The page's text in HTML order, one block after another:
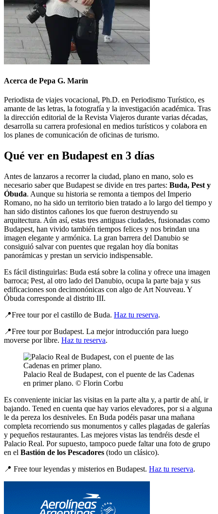
Acerca de Pepa G. Marín
Periodista de viajes vocacional, Ph.D. en Periodismo Turístico, es
amante de las letras, la fotografía y la investigación académica. Tras
la dirección editorial de la Revista Viajeros durante varias décadas,
desarrolla su carrera profesional en medios turísticos y colabora en
los planes de comunicación de oficinas de turismo.
Qué ver en Budapest en 3 días
Antes de lanzaros a recorrer la ciudad, plano en mano, solo es
necesario saber que Budapest se divide en tres partes: Buda, Pest y
Óbuda. Aunque su historia se remonta a tiempos del Imperio
Romano, no ha sido un territorio bien tratado a lo largo del tiempo y
han sido distintos cañones los que fueron destruyendo su
arquitectura. Aún así, estas tres antiguas ciudades, fusionadas como
Budapest, han vivido también tiempos felices y nos brindan una
imagen elegante y armónica. La gran barrera del Danubio se
consiguió salvar con puentes que regalan hoy día bonitas
panorámicas y prestan un servicio indispensable.
Es fácil distinguirlas: Buda está sobre la colina y ofrece una imagen
barroca; Pest, al otro lado del Danubio, ocupa la parte baja y sus
edificaciones son decimonónicas con algo de Art Nouveau. Y
Óbuda corresponde al distrito III.
📍Free tour por el castillo de Buda. Haz tu reserva.
📍Free tour por Budapest. La mejor introducción para luego
moverse por libre. Haz tu reserva.
Palacio Real de Budapest, con el puente de las Cadenas
en primer plano. © Florin Corbu
Es conveniente iniciar las visitas en la parte alta y, a partir de ahí, ir
bajando. Tened en cuenta que hay varios elevadores, por si a alguna
le da pereza los desniveles. En Buda podéis pasar una mañana
completa recorriendo sus monumentos y calles plagadas de galerías
y pequeños restaurantes. Las mejores vistas las tendréis desde el
Palacio Real. Por supuesto, tampoco puede faltar una foto de grupo
en el Bastión de los Pescadores (todo un clásico).
📍 Free tour leyendas y misterios en Budapest. Haz tu reserva.